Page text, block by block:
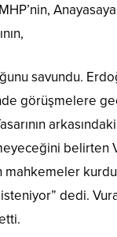
savundu.
görüşmelere
belirten
dedi.